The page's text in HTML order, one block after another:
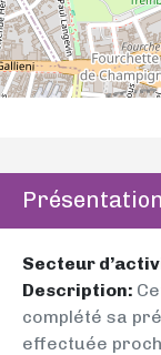
Présentation
Secteur
Description:
complété sa
effectuée